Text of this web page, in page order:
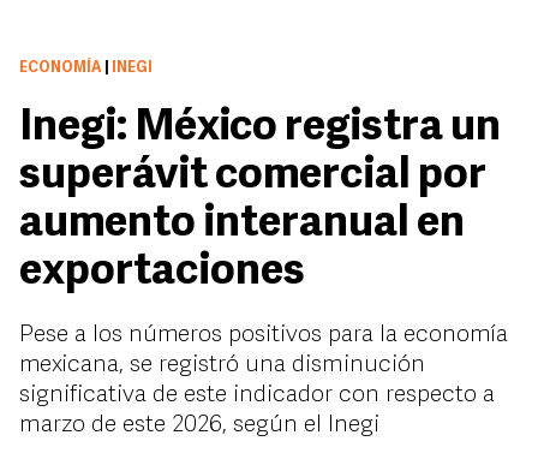
ECONOMÍA INEGI
Inegi: México registra un
superávit comercial por
aumento interanual en
exportaciones
Pese a los números positivos para la economía
mexicana, se registró una disminución
significativa de este indicador con respecto a
marzo de este 2026, según el Inegi